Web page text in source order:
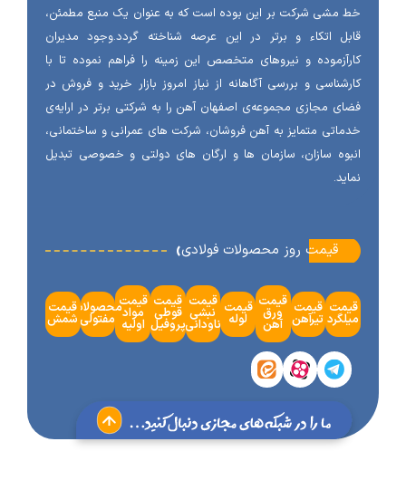
مشی شرکت بر این بوده است که به عنوان یک منبع مطمئن،
اتکاء و برتر در این عرصه شناخته گردد.وجود مدیران
و نیروهای متخصص این زمینه را فراهم نموده تا با
و بررسی آگاهانه از نیاز امروز بازار خرید و فروش در
مجازی مجموعه‌ی اصفهان آهن را به شرکتی برتر در ارایه‌ی
متمایز به آهن فروشان، شرکت های عمرانی و ساختمانی،
سازان، سازمان ها و ارگان های دولتی و خصوصی تبدیل
‹قیمت روز محصولات فولادی
قیمت
تیرآهن
قیمت
ورق
آهن
قیمت
لوله
قیمت
نبشی
ناودانی
قیمت
قوطی
پروفیل
قیمت
مواد
اولیه
محصولات
مفتولی
قیمت
شمش